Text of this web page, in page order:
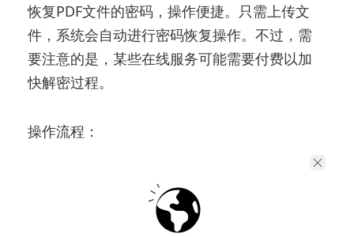
恢复PDF文件的密码，操作便捷。只需上传文
件，系统会自动进行密码恢复操作。不过，需
要注意的是，某些在线服务可能需要付费以加
快解密过程。
操作流程：